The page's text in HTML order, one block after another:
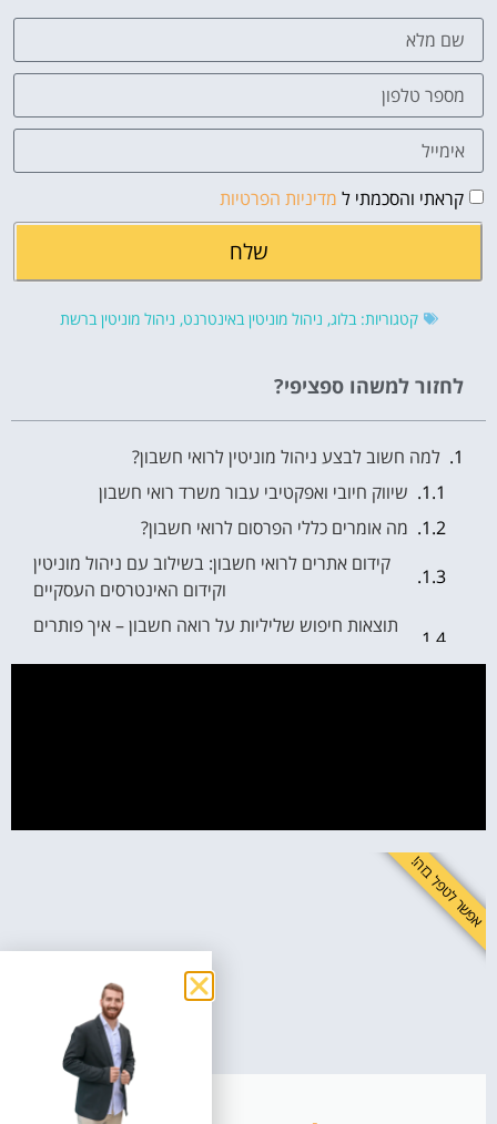
קראתי והסכמתי ל מדיניות הפרטיות
שלח
קטגוריות: בלוג, ניהול מוניטין באינטרנט, ניהול מוניטין ברשת
לחזור למשהו ספציפי?
למה חשוב לבצע ניהול מוניטין לרואי חשבון?
שיווק חיובי ואפקטיבי עבור משרד רואי חשבון
מה אומרים כללי הפרסום לרואי חשבון?
קידום אתרים לרואי חשבון: בשילוב עם ניהול מוניטין
וקידום האינטרסים העסקיים
תוצאות חיפוש שליליות על רואה חשבון – איך פותרים
אפשר לטפל בזה!